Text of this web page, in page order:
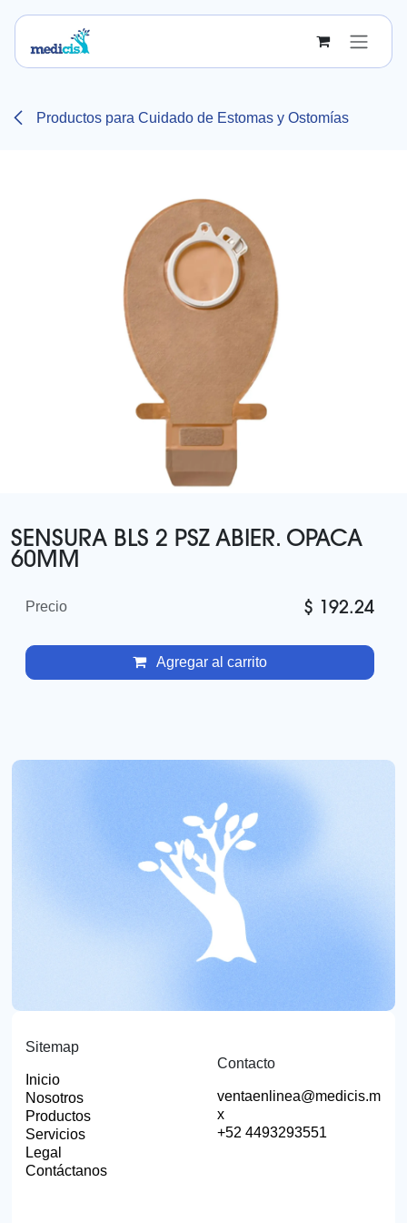
Productos para Cuidado de Estomas y Ostomías
SENSURA BLS 2 PSZ ABIER. OPACA
60MM
Agregar al carrito
Precio $ 192.24
Sitemap
Inicio
Nosotros
Productos
Servicios
Legal
Contáctanos
Contacto
ventaenlinea@medicis.m
x
+52 4493293551